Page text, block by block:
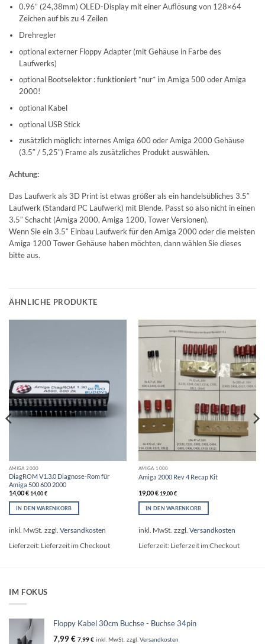
0.96” (24,38mm) OLED-Display mit einer Auflösung von 128×64
Zeichen auf bis zu 4 Zeilen
Drehregler
optional externer Floppy Adapter (mit Gehäuse in Farbe des
Laufwerks)
optional Bootselektor : funktioniert *nur* im Amiga 500 oder Amiga
2000!
optional Kabel
optional USB Stick
zusätzlich möglich: internes Amiga 600 oder Amiga 2000 Gehäuse
(3.5″ / 5,25″) Frame als zusätzliches Produkt auswählen.
Achtung:
Das Laufwerk als 3D Print ist etwas größer als ein handelsübliches 3.5″
Laufwerk (Standard PC Laufwerk) mit Blende. Passt so also nicht in einen
3.5″ Schacht (Amiga 2000, Amiga 1200, Tower Versionen).
Wenn Sie ein 3.5″ Einbau Laufwerk für den Amiga 2000 oder die meisten
Amiga 1200 Tower Gehäuse haben möchten, dann wählen Sie dieses
bitte aus.
ÄHNLICHE PRODUKTE
AMIGA 2000
DiagROM V1.3.0 Diagnose-Rom für
Amiga 500 600 2000
14,00€ 14,00€
IN DEN WARENKORB
inkl. MwSt. zzgl. Versandkosten
Lieferzeit: Lieferzeit im Checkout
AMIGA 1000
Amiga 2000 Rev 4 Recap Kit
19,00€ 19,00€
IN DEN WARENKORB
inkl. MwSt. zzgl. Versandkosten
Lieferzeit: Lieferzeit im Checkout
IM FOKUS
Floppy Kabel 30cm Buchse - Buchse 34pin
7,99€ 7,99€ inkl. MwSt. zzgl. Versandkosten